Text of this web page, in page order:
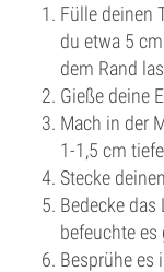
Fülle deinen
du etwa 5
dem Rand
Gieße deine
Mach in der
1-1,5 cm
Stecke
Bedecke
befeuchte es
Besprühe es